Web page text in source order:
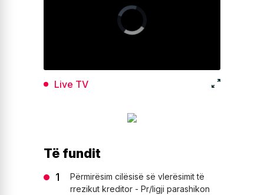
Live TV
Të fundit
Përmirësim cilësisë së vlerësimit të
rrezikut kreditor - Pr/ligji parashikon